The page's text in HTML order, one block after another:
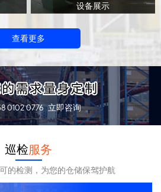
设备展示
查看更多
0102 0776 立即咨询
巡检服务
的检测，为您的仓储保驾护航